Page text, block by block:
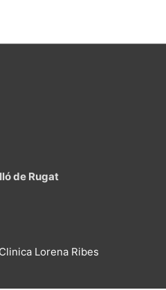
de Rugat
Clinica Lorena Ribes